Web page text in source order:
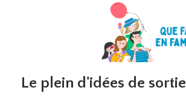
Le plein d'idées de